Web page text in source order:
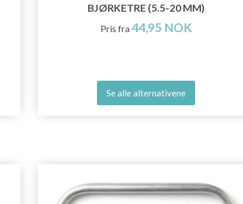
BJØRKETRE (5.5-20 MM)
Pris fra44,95 NOK
Se alle alternativene